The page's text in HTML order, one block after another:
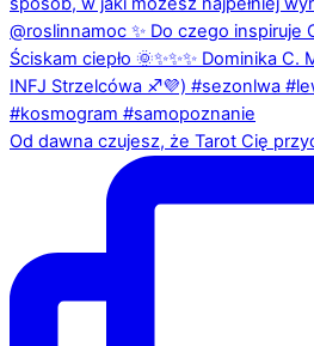
Od dawna czujesz, że Tarot Cię